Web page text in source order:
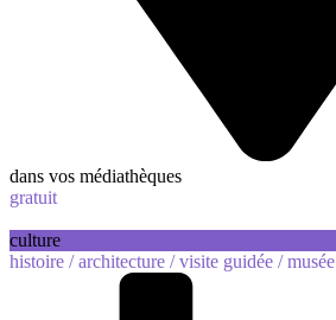
dans vos médiathèques
gratuit
culture
histoire /architecture /visite guidée /musée